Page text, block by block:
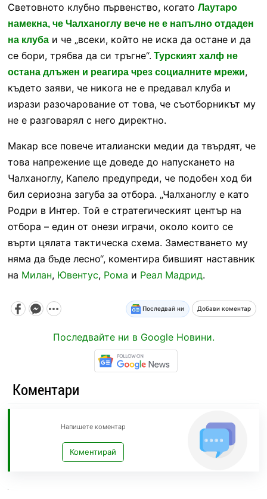
Световното клубно първенство, когато Лаутаро
намекна, че Чалханоглу вече не е напълно отдаден
на клубаи че „всеки, който не иска да остане и да
се бори, трябва да си тръгне“. Турският халф не
остана длъжен и реагира чрез социалните мрежи,
където заяви, че никога не е предавал клуба и
изрази разочарование от това, че съотборникът му
не е разговарял с него директно.
Макар все повече италиански медии да твърдят, че
това напрежение ще доведе до напускането на
Чалханоглу, Капело предупреди, че подобен ход би
бил сериозна загуба за отбора. „Чалханоглу е като
Родри в Интер. Той е стратегическият център на
отбора – един от онези играчи, около които се
върти цялата тактическа схема. Заместването му
няма да бъде лесно“, коментира бившият наставник
на Милан, Ювентус, Рома и Реал Мадрид.
Последвай ни Добави коментар
Последвайте ни в Google Новини.
Коментари
Напишете коментар
Коментирай